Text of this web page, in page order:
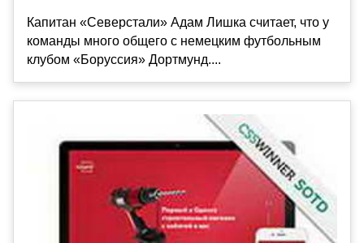
Капитан «Северстали» Адам Лишка считает, что у
команды много общего с немецким футбольным
клубом «Боруссия» Дортмунд....